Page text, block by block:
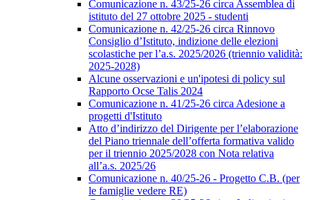
Comunicazione n. 43/25-26 circa Assemblea di
istituto del 27 ottobre 2025 - studenti
Comunicazione n. 42/25-26 circa Rinnovo
Consiglio d’Istituto, indizione delle elezioni
scolastiche per l’a.s. 2025/2026 (triennio validità:
2025-2028)
Alcune osservazioni e un'ipotesi di policy sul
Rapporto Ocse Talis 2024
Comunicazione n. 41/25-26 circa Adesione a
progetti d'Istituto
Atto d’indirizzo del Dirigente per l’elaborazione
del Piano triennale dell’offerta formativa valido
per il triennio 2025/2028 con Nota relativa
all’a.s. 2025/26
Comunicazione n. 40/25-26 - Progetto C.B. (per
le famiglie vedere RE)